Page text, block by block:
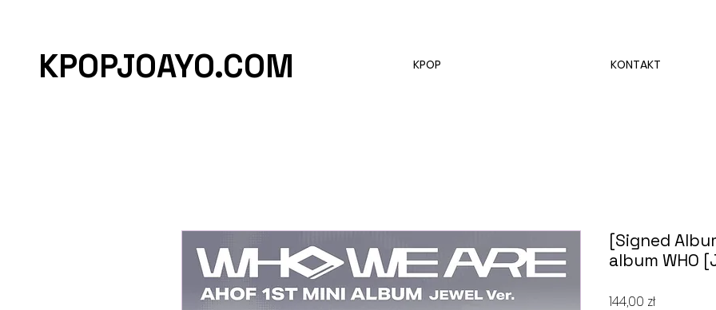
KPOPJOAYO.COM KPOP KONTAKT
[Signed
album WHO
144,00 złCena